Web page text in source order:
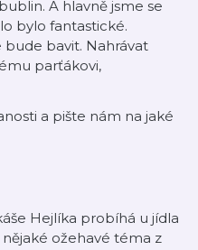
A hlavně jsme se
bylo fantastické.
bude bavit. Nahrávat
parťákovi,
a pište nám na jaké
Hejlíka probíhá u jídla
ožehavé téma z